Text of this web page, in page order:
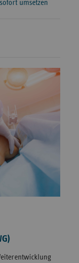
umsetzen